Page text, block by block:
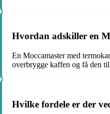
Hvordan adskiller en
En Moccamaster med
overbrygge kaffen og få den
Hvilke fordele er der